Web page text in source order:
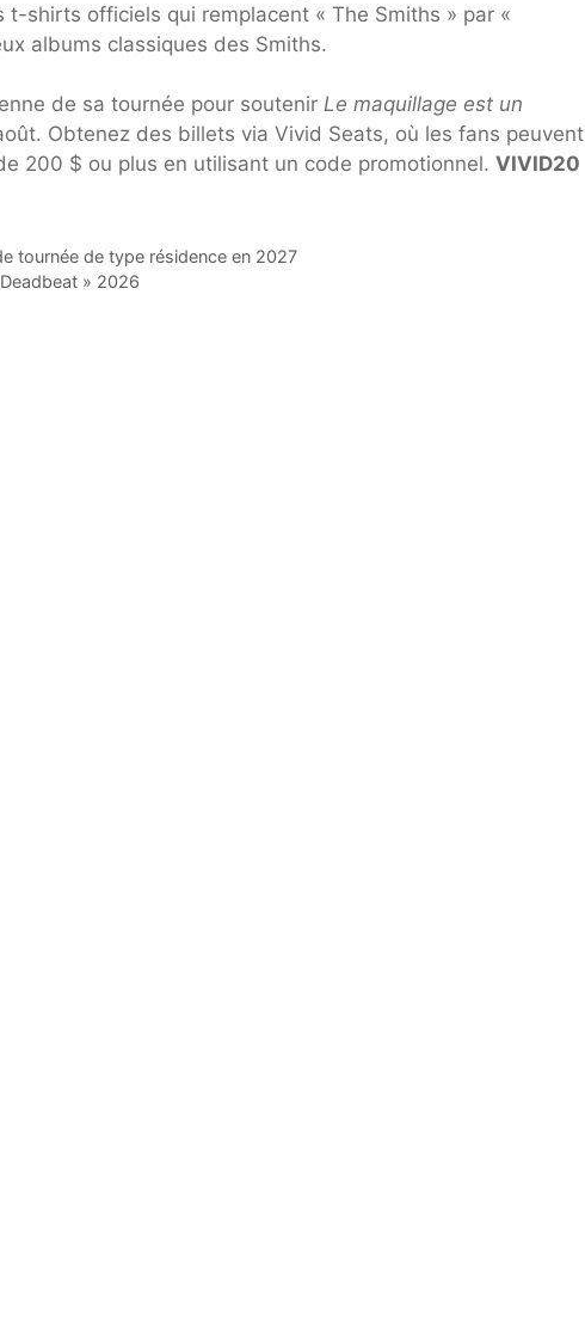
shirts officiels qui remplacent « The Smiths » par «
albums classiques des Smiths.
de sa tournée pour soutenir Le maquillage est un
Obtenez des billets via Vivid Seats, où les fans peuvent
200 $ ou plus en utilisant un code promotionnel. VIVID20
tournée de type résidence en 2027
» 2026